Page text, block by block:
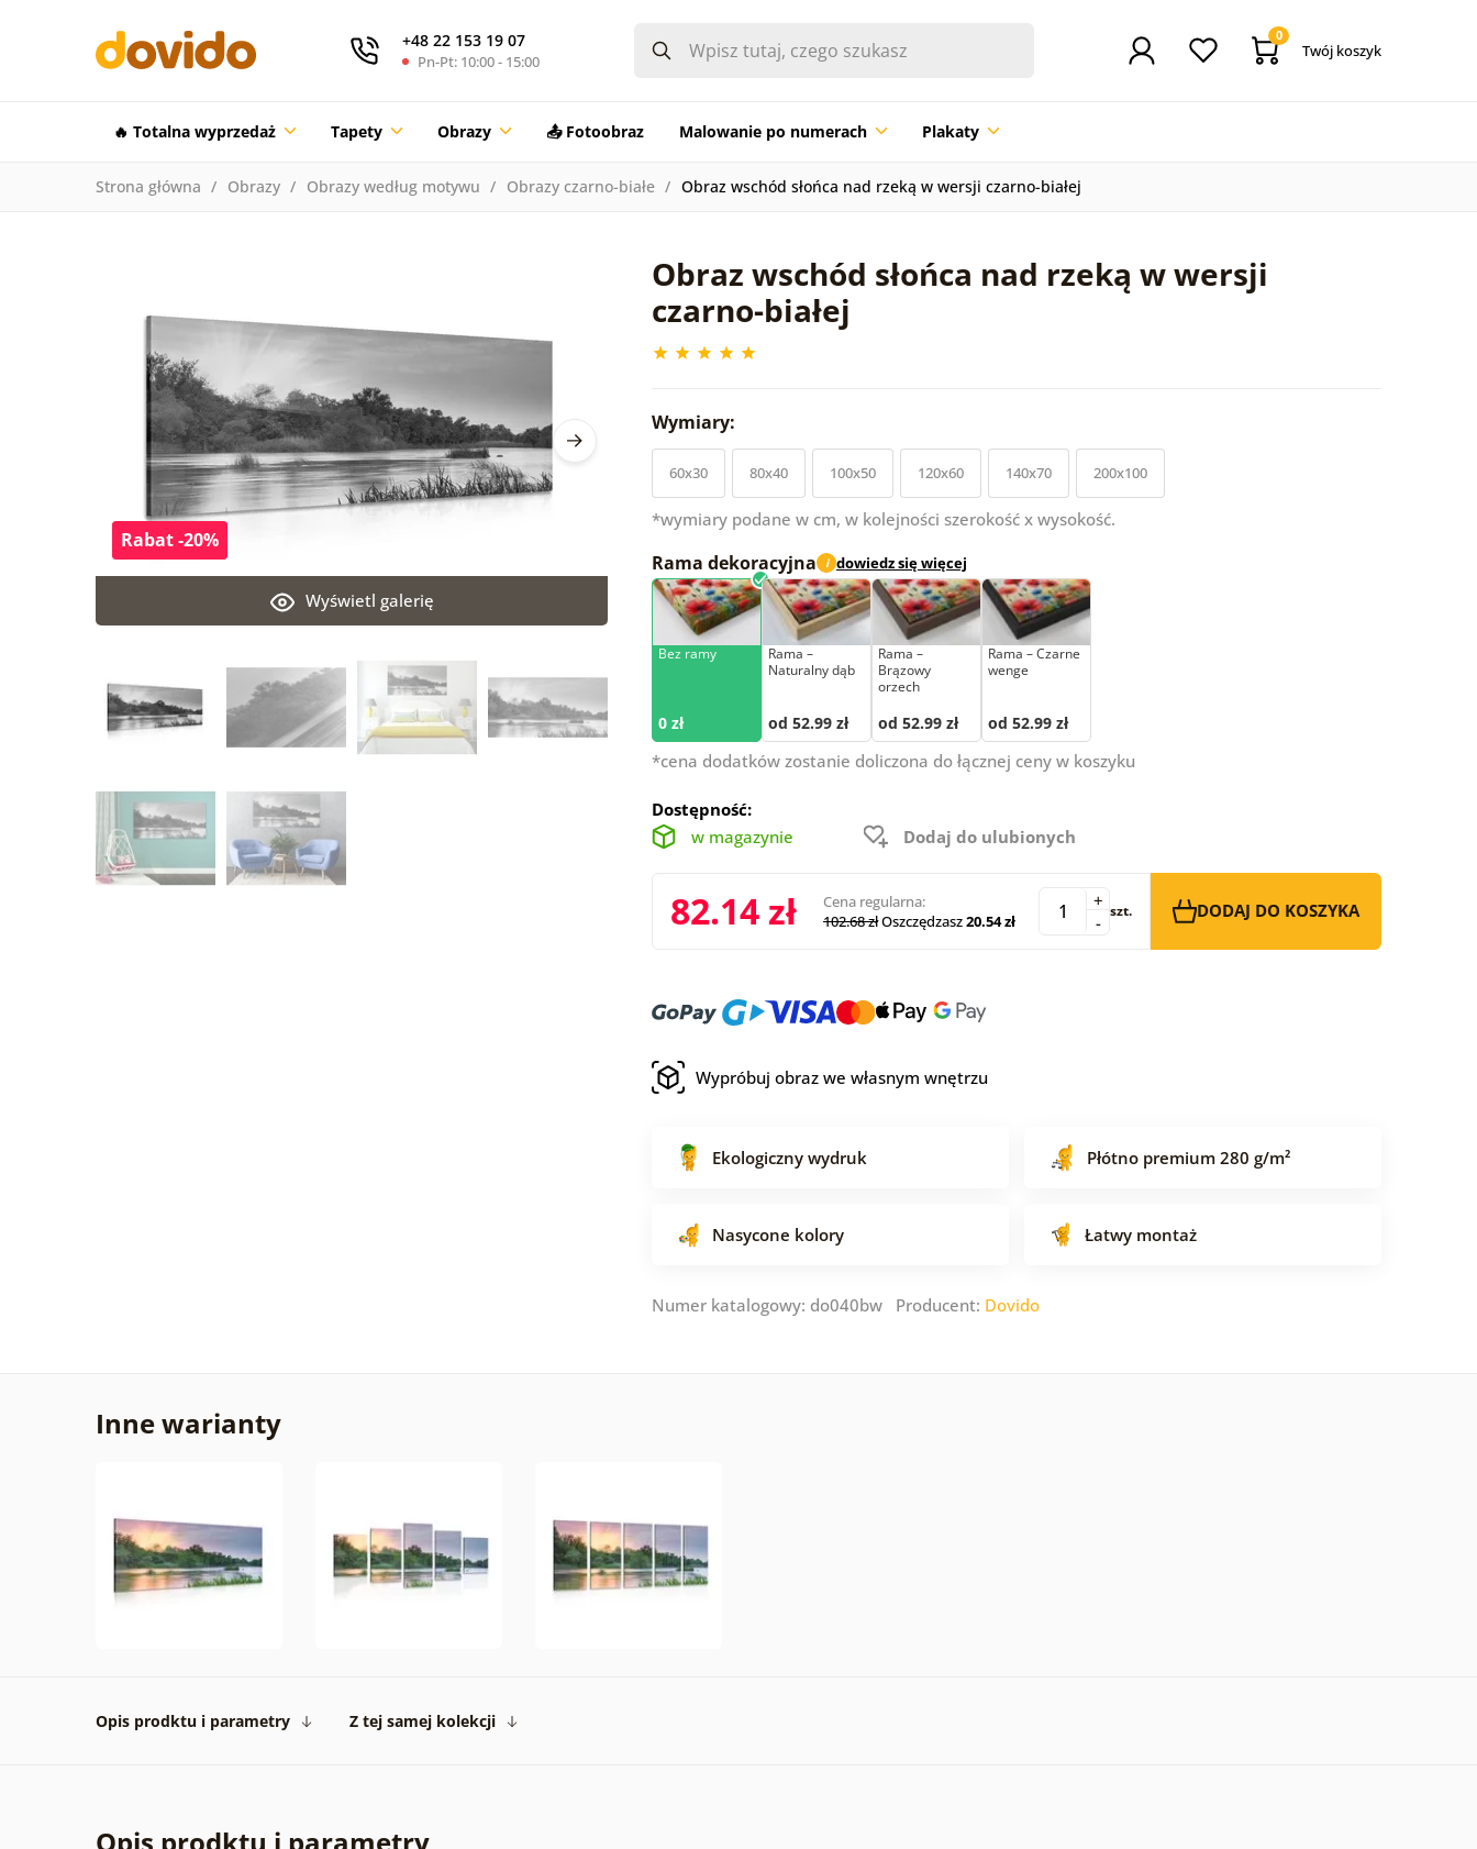
+48 22 153 19 07
Pn-Pt: 10:00 - 15:00
0
Twój koszyk
🔥 Totalna wyprzedaż Tapety Obrazy 📤 Fotoobraz Malowanie po numerach Plakaty
Strona główna Obrazy Obrazy według motywu Obrazy czarno-białe Obraz wschód słońca nad rzeką w wersji czarno-białej
Obraz wschód słońca nad rzeką w wersji
czarno-białej
Wyświetl galerię
Rabat -20%
Wymiary:
60x30 80x40 100x50 120x60 140x70 200x100
*wymiary podane w cm, w kolejności szerokość x wysokość.
Rama dekoracyjna i dowiedz się więcej
Bez ramy
0 zł
Rama –
Naturalny dąb
od 52.99 zł
Rama –
Brązowy
orzech
od 52.99 zł
Rama – Czarne
wenge
od 52.99 zł
*cena dodatków zostanie doliczona do łącznej ceny w koszyku
Dostępność:
w magazynie
Dodaj do ulubionych
82.14 zł
Cena regularna:
102.68 złOszczędzasz20.54 zł -
+ szt. DODAJ DO KOSZYKA
Wypróbuj obraz we własnym wnętrzu
Ekologiczny wydruk Płótno premium 280 g/m²
Nasycone kolory Łatwy montaż
Numer katalogowy: do040bw Producent: Dovido
Inne warianty
Opis prodktu i parametry Z tej samej kolekcji
Opis prodktu i parametry